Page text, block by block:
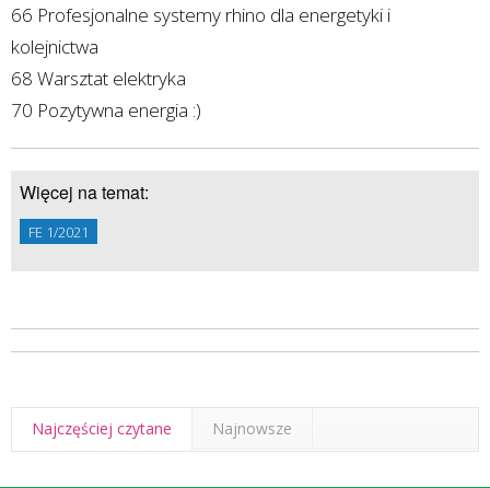
66 Profesjonalne systemy rhino dla energetyki i
kolejnictwa
68 Warsztat elektryka
70 Pozytywna energia :)
Więcej na temat:
FE 1/2021
Najczęściej czytane Najnowsze